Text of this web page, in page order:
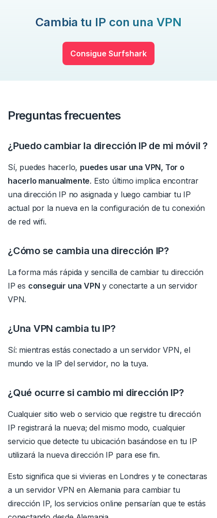
Cambia tu IP con una VPN
Consigue Surfshark
Preguntas frecuentes
¿Puedo cambiar la dirección IP de mi móvil ?
Sí, puedes hacerlo, puedes usar una VPN, Tor o
hacerlo manualmente. Esto último implica encontrar
una dirección IP no asignada y luego cambiar tu IP
actual por la nueva en la configuración de tu conexión
de red wifi.
¿Cómo se cambia una dirección IP?
La forma más rápida y sencilla de cambiar tu dirección
IP es conseguir una VPN y conectarte a un servidor
VPN.
¿Una VPN cambia tu IP?
Sí: mientras estás conectado a un servidor VPN, el
mundo ve la IP del servidor, no la tuya.
¿Qué ocurre si cambio mi dirección IP?
Cualquier sitio web o servicio que registre tu dirección
IP registrará la nueva; del mismo modo, cualquier
servicio que detecte tu ubicación basándose en tu IP
utilizará la nueva dirección IP para ese fin.
Esto significa que si vivieras en Londres y te conectaras
a un servidor VPN en Alemania para cambiar tu
dirección IP, los servicios online pensarían que te estás